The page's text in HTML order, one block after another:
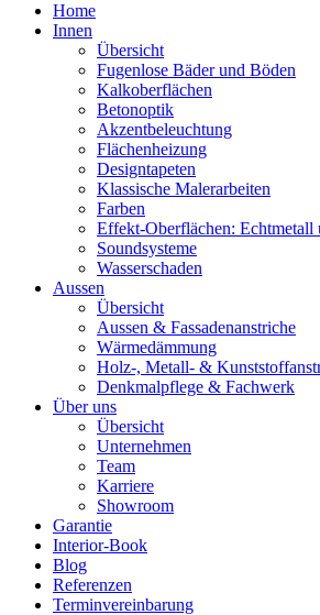
Home
Innen
Übersicht
Fugenlose Bäder und Böden
Kalkoberflächen
Betonoptik
Akzentbeleuchtung
Flächenheizung
Designtapeten
Klassische Malerarbeiten
Farben
Effekt-Oberflächen: Echtmetall
Soundsysteme
Wasserschaden
Aussen
Übersicht
Aussen & Fassadenanstriche
Wärmedämmung
Holz-, Metall- &
Denkmalpflege & Fachwerk
Über uns
Übersicht
Unternehmen
Team
Karriere
Showroom
Garantie
Interior-Book
Blog
Referenzen
Terminvereinbarung